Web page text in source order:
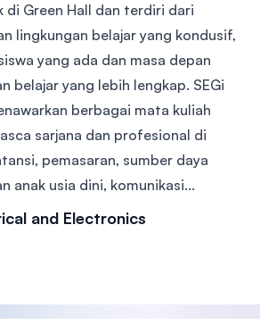
di Green Hall dan terdiri dari
lingkungan belajar yang kondusif,
yang ada dan masa depan
belajar yang lebih lengkap. SEGi
berbagai mata kuliah
sarjana dan profesional di
pemasaran, sumber daya
anak usia dini, komunikasi...
and Electronics